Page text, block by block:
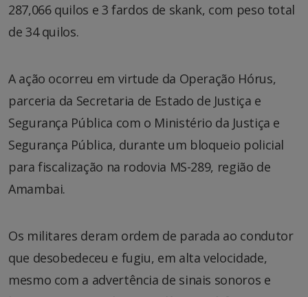
287,066 quilos e 3 fardos de skank, com peso total
de 34 quilos.
A ação ocorreu em virtude da Operação Hórus,
parceria da Secretaria de Estado de Justiça e
Segurança Pública com o Ministério da Justiça e
Segurança Pública, durante um bloqueio policial
para fiscalização na rodovia MS-289, região de
Amambai.
Os militares deram ordem de parada ao condutor
que desobedeceu e fugiu, em alta velocidade,
mesmo com a advertência de sinais sonoros e